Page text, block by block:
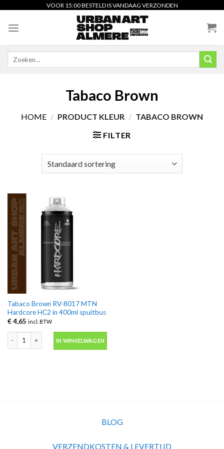
content
VOOR 15:00 BESTELD IS VANDAAG VERZONDEN
Tabaco Brown
HOME / PRODUCT KLEUR / TABACO BROWN
FILTER
Tabaco Brown RV-8017 MTN
Hardcore HC2 in 400ml spuitbus
€4,65 incl. BTW
Tabaco Brown RV-8017 MTN Hardcore HC2 in 400ml spuitbus aantal
IN WINKELWAGEN
BLOG
VERZENDKOSTEN & LEVERTIJD